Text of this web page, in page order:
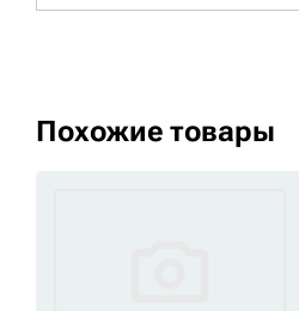
Похожие товары